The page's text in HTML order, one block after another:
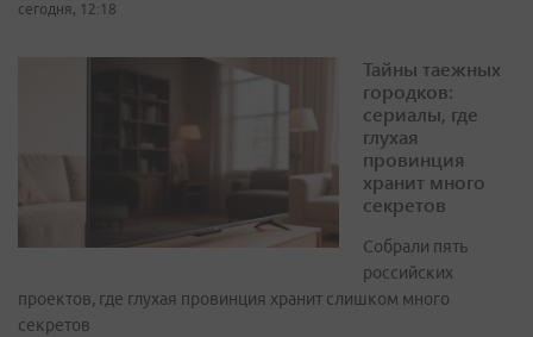
сегодня, 12:18
Тайны таежных
городков:
сериалы, где
глухая
провинция
хранит много
секретов
Собрали пять
российских
проектов, где глухая провинция хранит слишком много
секретов